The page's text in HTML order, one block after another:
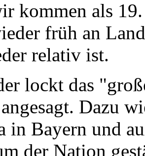
kommen als
früh an
relativ ist.
lockt das
Dazu
in Bayern und
der Nation